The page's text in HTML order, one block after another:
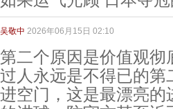
吴敬中 2026年06月15日 02:10
第二个原因是价值观
过人永远是不得已的
进空门，这是最漂亮